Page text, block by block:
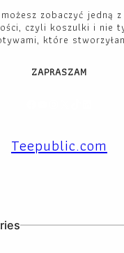
zobaczyć jedną z
czyli koszulki i nie
które
ZAPRASZAM
Teepublic.com